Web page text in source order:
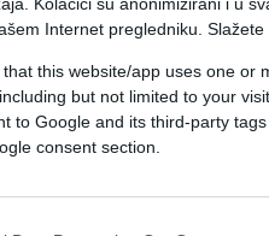
Internet pregledniku.
that this website/app uses one or
but not limited to your
to Google and its third-party
consent section.
njegov sastavni dio
9.
napisao je on na
9. januara